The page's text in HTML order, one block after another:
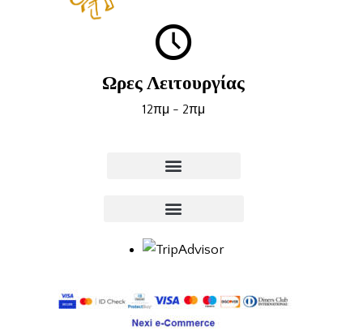
Ωρες Λειτουργίας
12πμ - 2πμ